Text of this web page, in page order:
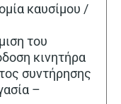
καυσίμου /
του
κινητήρα
συντήρησης
–